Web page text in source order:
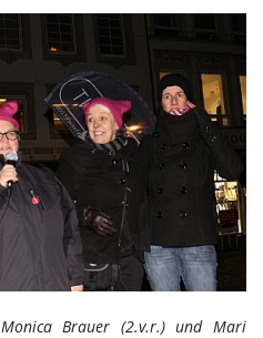
Monica Brauer (2.v.r.) und Mari